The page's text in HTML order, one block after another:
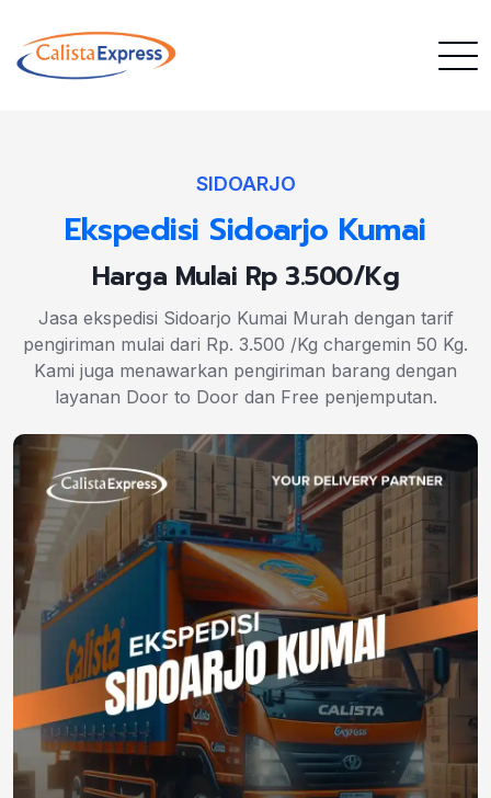
SIDOARJO
Ekspedisi Sidoarjo Kumai
Harga Mulai Rp 3.500/Kg
Jasa ekspedisi Sidoarjo Kumai Murah dengan tarif
pengiriman mulai dari Rp. 3.500 /Kg chargemin 50 Kg.
Kami juga menawarkan pengiriman barang dengan
layanan Door to Door dan Free penjemputan.